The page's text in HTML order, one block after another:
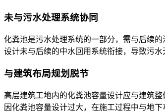
未与污水处理系统协同
化粪池是污水处理系统的一部分，需与后续
设计未与后续的中水回用系统衔接，导致污
与建筑布局规划脱节
高层建筑工地内的化粪池容量设计应与建筑
因化粪池容量设计过大，在施工过程中与地